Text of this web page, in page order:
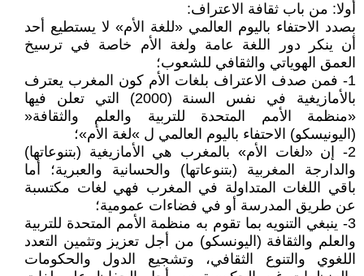
أولا: من باب ثقافة الاعتراف:
بصدد الاحتفاء باليوم العالمي «للغة الأم» لا يستطيع أحد
أن ينكر دور اللغة عامة ولغة الأم خاصة في ترسيخ
العمق الهوياتي والثقافي للشعوب؛
1- فمن صدف الاعتراف بلغات الأم كون المغرب يعترف
بالأمازيغية في نفس السنة (2000) التي تعلن فيها
«منظمة الأمم المتحدة للتربية والعلم والثقافة«
(اليونيسكو) الاحتفاء باليوم العالمي ل »لغة الأم»؛
2- إن «لغات الأم» بالمغرب هي الأمازيغية (بتنوعاتها)
والدارجة المغربية (بتنوعاتها) والحسانية والعبرية؛ أما
باقي اللغات المتداولة في المغرب فهي لغات مكتسبة
عن طريق المدرسة أو في فضاءات عمومية؛
3- ينبغي التنويه بما تقوم به منظمة الأمم المتحدة للتربية
والعلم والثقافة (اليونسكو) من أجل تعزيز وتثمين التعدد
اللغوي والتنوع الثقافي، وتشجيع الدول والحكومات